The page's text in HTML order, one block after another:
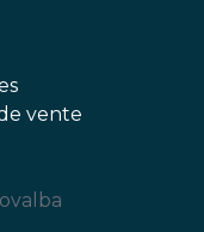
vente